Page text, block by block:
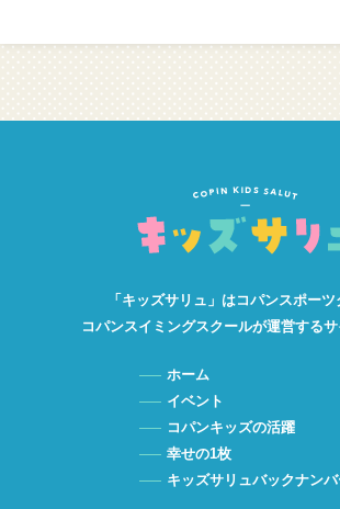
「キッズサリュ」はコパンスポーツ
コパンスイミングスクールが運営するサ
ホーム
イベント
コパンキッズの活躍
幸せの1枚
キッズサリュバックナン